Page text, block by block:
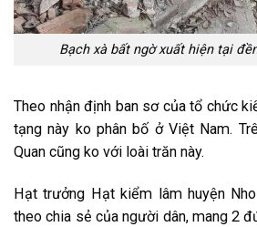
Bạch xà bất ngờ xuất hiện tại
Theo nhận định ban sơcủa tổ chức
tạng này kophân bố ở Việt Nam.
Quan cũng ko với loài trăn này.
Hạt trưởng Hạt kiểm lâm huyện
theochia sẻ của người dân, mang2